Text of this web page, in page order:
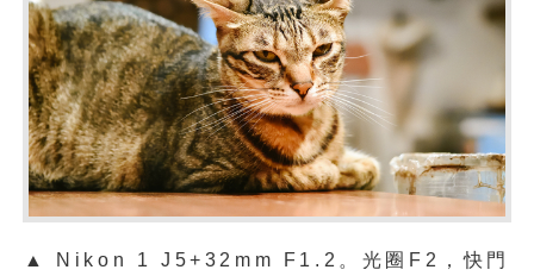
▲
Nikon 1 J5+32mm F1.2。光圈F2，快門